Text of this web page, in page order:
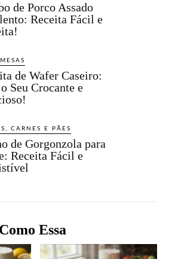
de Porco Assado
Receita Fácil e
de Wafer Caseiro:
Seu Crocante e
CARNES E PÃES
de Gorgonzola para
Receita Fácil e
Essa